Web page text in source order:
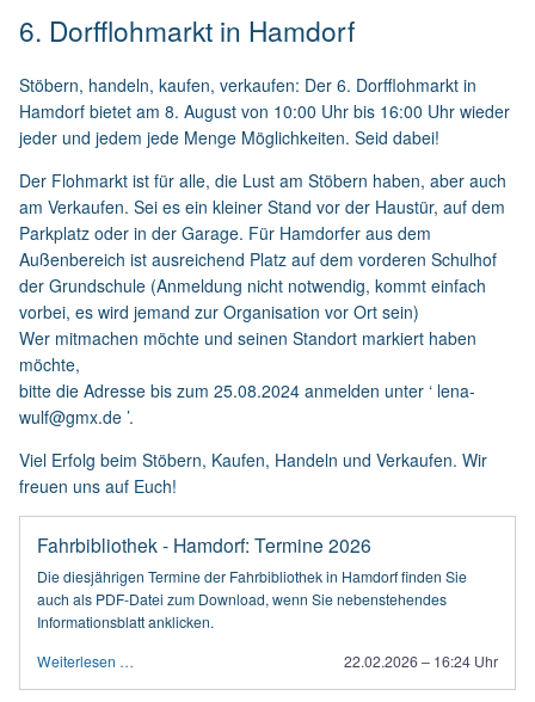
6. Dorfflohmarkt in Hamdorf
Stöbern, handeln, kaufen, verkaufen: Der 6. Dorfflohmarkt in
Hamdorf bietet am 8. August von 10:00 Uhr bis 16:00 Uhr wieder
jeder und jedem jede Menge Möglichkeiten. Seid dabei!
Der Flohmarkt ist für alle, die Lust am Stöbern haben, aber auch
am Verkaufen. Sei es ein kleiner Stand vor der Haustür, auf dem
Parkplatz oder in der Garage. Für Hamdorfer aus dem
Außenbereich ist ausreichend Platz auf dem vorderen Schulhof
der Grundschule (Anmeldung nicht notwendig, kommt einfach
vorbei, es wird jemand zur Organisation vor Ort sein)
Wer mitmachen möchte und seinen Standort markiert haben
möchte,
bitte die Adresse bis zum 25.08.2024 anmelden unter ‘ lena-
wulf@gmx.de ’.
Viel Erfolg beim Stöbern, Kaufen, Handeln und Verkaufen. Wir
freuen uns auf Euch!
22.02.2026 – 16:24 Uhr
Fahrbibliothek - Hamdorf: Termine 2026
Die diesjährigen Termine der Fahrbibliothek in Hamdorf finden Sie
auch als PDF-Datei zum Download, wenn Sie nebenstehendes
Informationsblatt anklicken.
Weiterlesen …